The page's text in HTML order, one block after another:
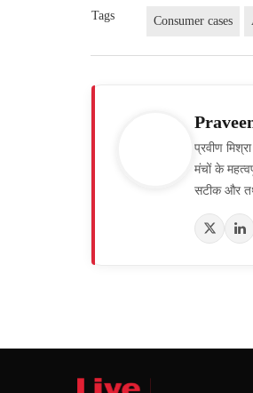
Tags Consumer cases
प्रवीण
मंचों के
सटीक और